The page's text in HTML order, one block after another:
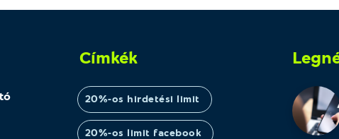
Címkék
20%-os hirdetési limit
20%-os limit facebook